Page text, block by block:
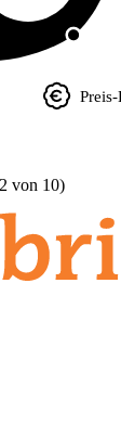
von 10)